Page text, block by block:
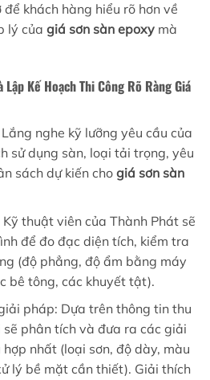
khách hàng hiểu rõ hơn về
lý của giá sơn sàn epoxy mà
Lập Kế Hoạch Thi Công Rõ Ràng Giá
nghe kỹ lưỡng yêu cầu của
sử dụng sàn, loại tải trọng, yêu
sách dự kiến cho giá sơn sàn
thuật viên của Thành Phát sẽ
để đo đạc diện tích, kiểm tra
(độ phẳng, độ ẩm bằng máy
bê tông, các khuyết tật).
pháp: Dựa trên thông tin thu
phân tích và đưa ra các giải
nhất (loại sơn, độ dày, màu
lý bề mặt cần thiết). Giải thích